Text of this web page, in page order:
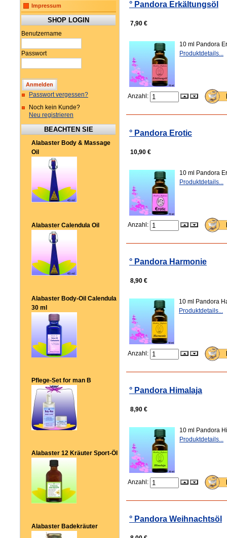
Impressum
SHOP LOGIN
Benutzername
Passwort
Passwort vergessen?
Noch kein Kunde?
Neu registrieren
BEACHTEN SIE
Alabaster Body & Massage
Oil
Alabaster Calendula Oil
Alabaster Body-Oil Calendula
30 ml
Pflege-Set for man B
Alabaster 12 Kräuter Sport-Öl
Alabaster Badekräuter
° Pandora Erkältungsöl
7,90 €
10 ml Pandora
Produktdetails...
Anzahl:
° Pandora Erotic
10,90 €
10 ml Pandora
Produktdetails...
Anzahl:
° Pandora Harmonie
8,90 €
10 ml Pandora
Produktdetails...
Anzahl:
° Pandora Himalaja
8,90 €
10 ml Pandora
Produktdetails...
Anzahl:
° Pandora Weihnachtsöl